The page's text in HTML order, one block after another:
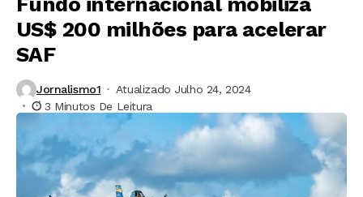
US$ 200 milhões para acelerar
SAF
Jornalismo1
Atualizado Julho 24, 2024
3 Minutos De Leitura